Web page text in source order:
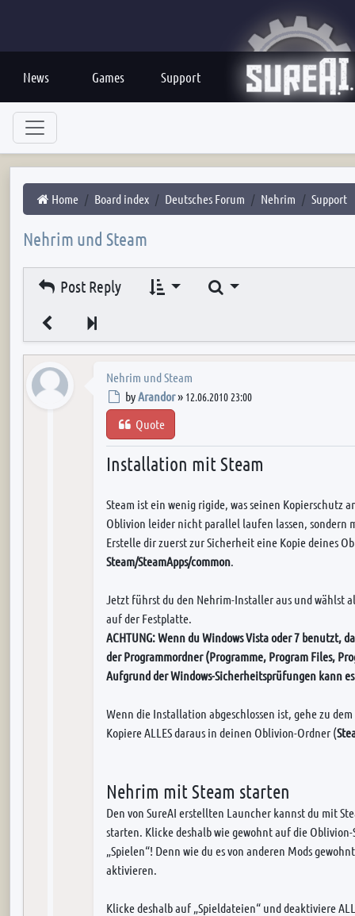
News Games Support
Home Board index Deutsches Forum Nehrim Support
Nehrim und Steam
Post Reply
Search
Nehrim und Steam
Post
byArandor» 12.06.2010 23:00
Quote
Installation mit Steam
Steam ist ein wenig rigide, was seinen Kopierschutz
Oblivion leider nicht parallel laufen lassen, sondern
Erstelle dir zuerst zur Sicherheit eine Kopie deines
Steam/SteamApps/common.
Jetzt führst du den Nehrim-Installer aus und wählst
auf der Festplatte.
ACHTUNG: Wenn du Windows Vista oder 7
der Programmordner (Programme, Program Files,
Aufgrund der Windows-Sicherheitsprüfungen kann
Wenn die Installation abgeschlossen ist, gehe zu
Kopiere ALLES daraus in deinen Oblivion-Ordner (
Nehrim mit Steam starten
Den von SureAI erstellten Launcher kannst du mit
starten. Klicke deshalb wie gewohnt auf die
„Spielen“! Denn wie du es von anderen Mods
aktivieren.
Klicke deshalb auf „Spieldateien“ und deaktiviere